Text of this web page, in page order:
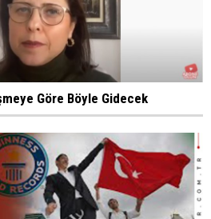
Göre Böyle Gidecek